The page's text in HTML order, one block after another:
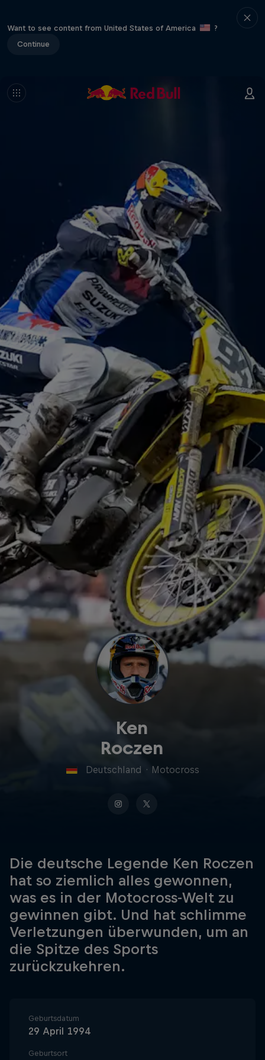
Want to see content from United States of America
?
Continue
Ken
Roczen
Deutschland · Motocross
Die deutsche Legende Ken Roczen
hat so ziemlich alles gewonnen,
was es in der Motocross-Welt zu
gewinnen gibt. Und hat schlimme
Verletzungen überwunden, um an
die Spitze des Sports
zurückzukehren.
Geburtsdatum
29 April 1994
Geburtsort